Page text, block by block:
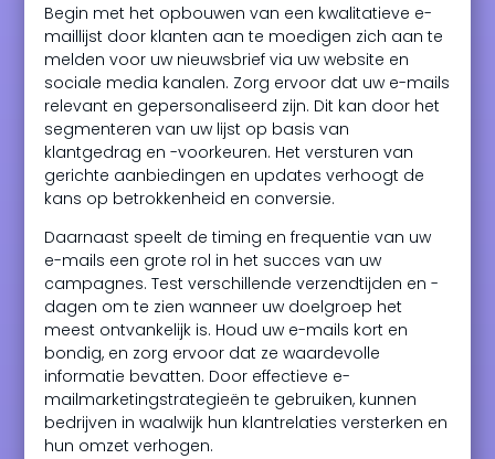
Begin met het opbouwen van een kwalitatieve e-
maillijst door klanten aan te moedigen zich aan te
melden voor uw nieuwsbrief via uw website en
sociale media kanalen. Zorg ervoor dat uw e-mails
relevant en gepersonaliseerd zijn. Dit kan door het
segmenteren van uw lijst op basis van
klantgedrag en -voorkeuren. Het versturen van
gerichte aanbiedingen en updates verhoogt de
kans op betrokkenheid en conversie.
Daarnaast speelt de timing en frequentie van uw
e-mails een grote rol in het succes van uw
campagnes. Test verschillende verzendtijden en -
dagen om te zien wanneer uw doelgroep het
meest ontvankelijk is. Houd uw e-mails kort en
bondig, en zorg ervoor dat ze waardevolle
informatie bevatten. Door effectieve e-
mailmarketingstrategieën te gebruiken, kunnen
bedrijven in waalwijk hun klantrelaties versterken en
hun omzet verhogen.